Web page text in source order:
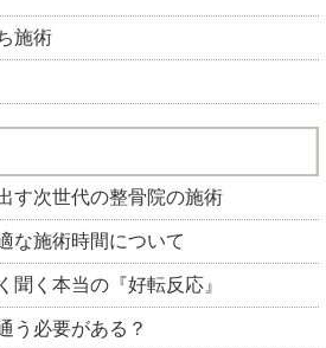
施術
す次世代の整骨院の施術
な施術時間について
聞く本当の『好転反応』
う必要がある？